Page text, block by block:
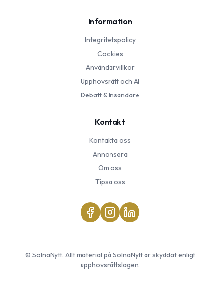
Information
Integritetspolicy
Cookies
Användarvillkor
Upphovsrätt och AI
Debatt & Insändare
Kontakt
Kontakta oss
Annonsera
Om oss
Tipsa oss
© SolnaNytt. Allt material påSolnaNyttär skyddat enligt
upphovsrättslagen.